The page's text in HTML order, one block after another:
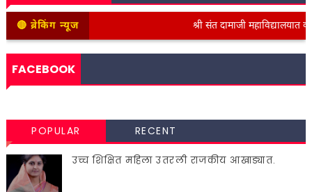
🔴 ब्रेकिंग न्यूज श्री संत दामाजी महाविद्यालयात
FACEBOOK
POPULAR RECENT
उच्च शिक्षित महिला उतरली राजकीय आखाड्यात.